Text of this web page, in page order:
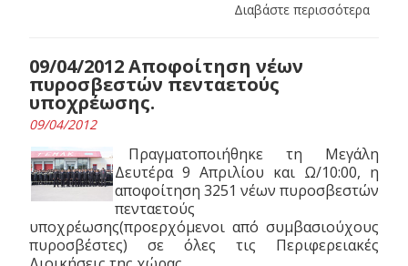
Διαβάστε περισσότερα
09/04/2012 Αποφοίτηση νέων
πυροσβεστών πενταετούς
υποχρέωσης.
09/04/2012
Πραγματοποιήθηκε τη Μεγάλη
Δευτέρα 9 Απριλίου και Ω/10:00, η
αποφοίτηση 3251 νέων πυροσβεστών
πενταετούς
υποχρέωσης(προερχόμενοι από συμβασιούχους
πυροσβέστες) σε όλες τις Περιφερειακές